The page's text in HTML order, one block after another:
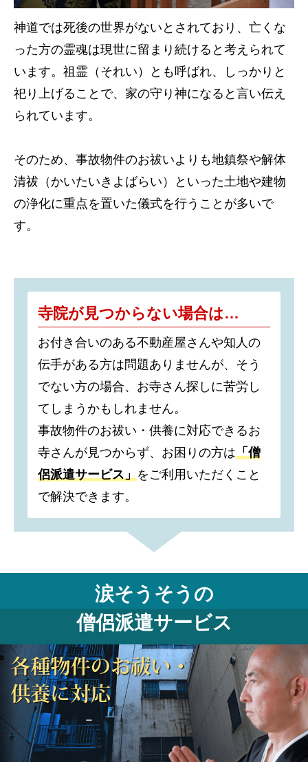
神道では死後の世界がないとされており、亡くな
った方の霊魂は現世に留まり続けると考えられて
います。祖霊（それい）とも呼ばれ、しっかりと
祀り上げることで、家の守り神になると言い伝え
られています。
そのため、事故物件のお祓いよりも地鎮祭や解体
清祓（かいたいきよばらい）といった土地や建物
の浄化に重点を置いた儀式を行うことが多いで
す。
寺院が見つからない場合は…
お付き合いのある不動産屋さんや知人の
伝手がある方は問題ありませんが、そう
でない方の場合、お寺さん探しに苦労し
てしまうかもしれません。
事故物件のお祓い・供養に対応できるお
寺さんが見つからず、お困りの方は「僧
侶派遣サービス」をご利用いただくこと
で解決できます。
涙そうそうの
僧侶派遣サービス